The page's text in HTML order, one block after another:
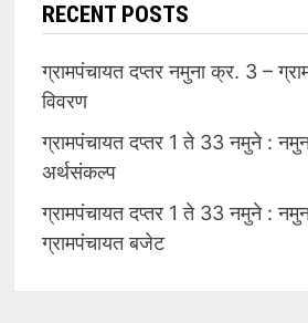
RECENT POSTS
ग्रामपंचायत दप्तर नमुना क्र. 3 –
विवरण
ग्रामपंचायत दप्तर 1 ते 33 नमुने :
अर्थसंकल्प
ग्रामपंचायत दप्तर 1 ते 33 नमुने :
ग्रामपंचायत बजेट